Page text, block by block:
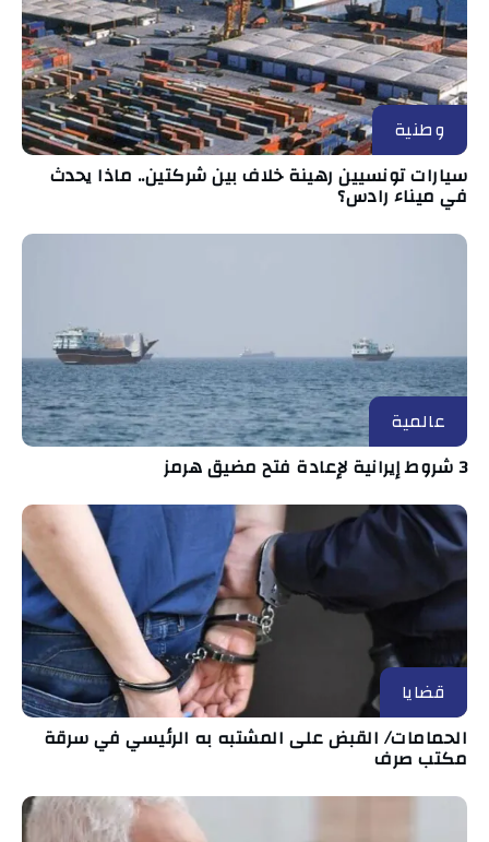
وطنية
سيارات تونسيين رهينة خلاف بين شركتين.. ماذا يحدث
في ميناء رادس؟
عالمية
3 شروط إيرانية لإعادة فتح مضيق هرمز
قضايا
الحمامات/ القبض على المشتبه به الرئيسي في سرقة
مكتب صرف